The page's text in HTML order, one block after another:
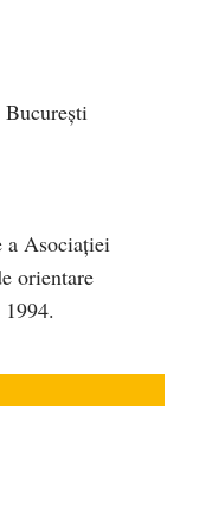
a Asociaţiei
orientare